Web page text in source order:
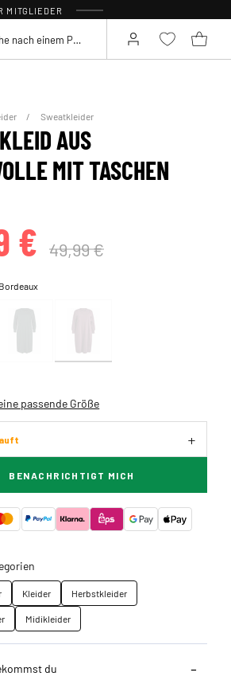
MITGLIEDER
Sweatkleider
AUS
MIT TASCHEN
€ 49,99 €
passende Größe
BENACHRICHTIGT MICH
Kleider
Herbstkleider
Midikleider
du